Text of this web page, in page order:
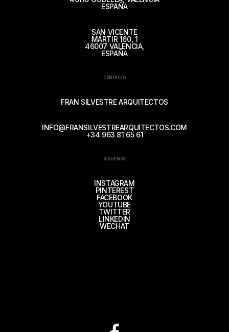
ESPAÑA
SAN VICENTE
MÁRTIR 160, 1
46007 VALENCIA,
ESPAÑA
CONTACTO
FRAN SILVESTRE ARQUITECTOS
INFO@FRANSILVESTREARQUITECTOS.COM
+34 963 81 65 61
SÍGUENOS
INSTAGRAM
PINTEREST
FACEBOOK
YOUTUBE
TWITTER
LINKEDIN
WECHAT